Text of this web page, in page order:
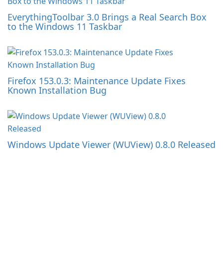
EverythingToolbar 3.0 Brings a Real Search Box
to the Windows 11 Taskbar
Firefox 153.0.3: Maintenance Update Fixes
Known Installation Bug
Windows Update Viewer (WUView) 0.8.0 Released